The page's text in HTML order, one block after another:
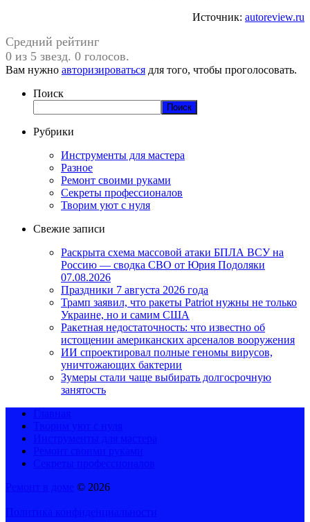
Источник: autoreview.ru
Средний рейтинг
0 из 5 звезд. 0 голосов.
Вам нужно авторизироваться для того, чтобы проголосовать.
Поиск
Поиск
Рубрики
Инструменты для мастера
Разное
Ремонт своими руками
Секреты профессионалов
Творим уют с нуля
Свежие записи
Раскрыта схема массовой атаки БПЛА ВСУ на
Россию — сводка СВО от Юрия Подоляки
07.08.2026
Праздники 7 августа 2026 года
Трамп заявил, что ракеты Patriot нужны не только
Украине, но и самим США
Ракетная недостаточность: что известно об
истощении американских арсеналов вооружения
ИИ спроектировал полные геномы вирусов,
уничтожающих бактерии
Зумеры стали чаще выбирать долгосрочную
занятость
© 2026